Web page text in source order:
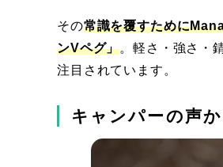
その常識を覆すために
ンVペグ」。軽さ・強さ・
注目されています。
キャンパーの声